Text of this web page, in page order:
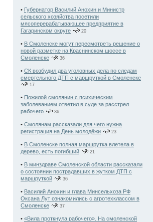
• Губернатор Василий Анохин и Министр
сельского хозяйства посетили
мясоперерабатывающее предприятие в
Гагаринском округе
20
• В Смоленске могут пересмотреть решение о
новой разметке на Краснинском шоссе в
Смоленске
36
• СК возбудил два уголовных дела по следам
смертельного ДТП с маршруткой в Смоленске
17
• Пожилой смолянин с психическим
заболеванием ответил в суде за расстрел
рабочего
36
• Смолянам рассказали для чего нужна
регистрация на День молодёжи
23
• В Смоленске полная маршрутка влетела в
дерево, есть погибший
21
• В минздраве Смоленской области рассказали
о состоянии пострадавших в жутком ДТП с
маршруткой
36
• Василий Анохин и глава Минсельхоза РФ
Оксана Лут ознакомились с агротехклассом в
Смоленске
37
• «Вила проткнула рабочего». На смоленской